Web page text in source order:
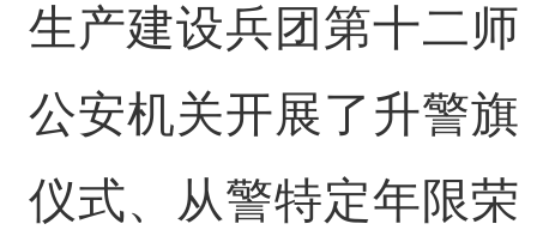
生产建设兵团第十二师
公安机关开展了升警旗
仪式、从警特定年限荣